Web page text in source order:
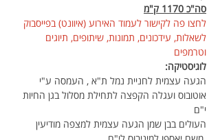
סה"כ 1170 ק"מ
לחצו פה לקישור לעמוד האירוע (איוונט) בפייסבוק
לשאלות, עידכונים, תמונות, שיתופים, תיוגים
וטרמפים
לוגיסטיקה:
הגעה עצמית לחניית נמל ת"א , העמסה ע"י
אוטובוס ועגלה הקפצה לתחילת מסלול בגן החיות
י"ם
העולים בבן שמן הגעה עצמית למצפה מודיעין